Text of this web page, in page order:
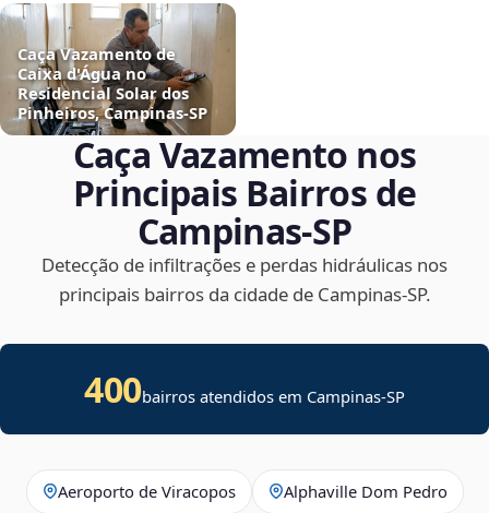
Caça Vazamento de
Caixa d'Água no
Residencial Solar dos
Pinheiros, Campinas‑SP
Caça Vazamento nos
Principais Bairros de
Campinas‑SP
Detecção de infiltrações e perdas hidráulicas nos
principais bairros da cidade de Campinas‑SP.
400bairros atendidos em Campinas-SP
Aeroporto de Viracopos Alphaville Dom Pedro